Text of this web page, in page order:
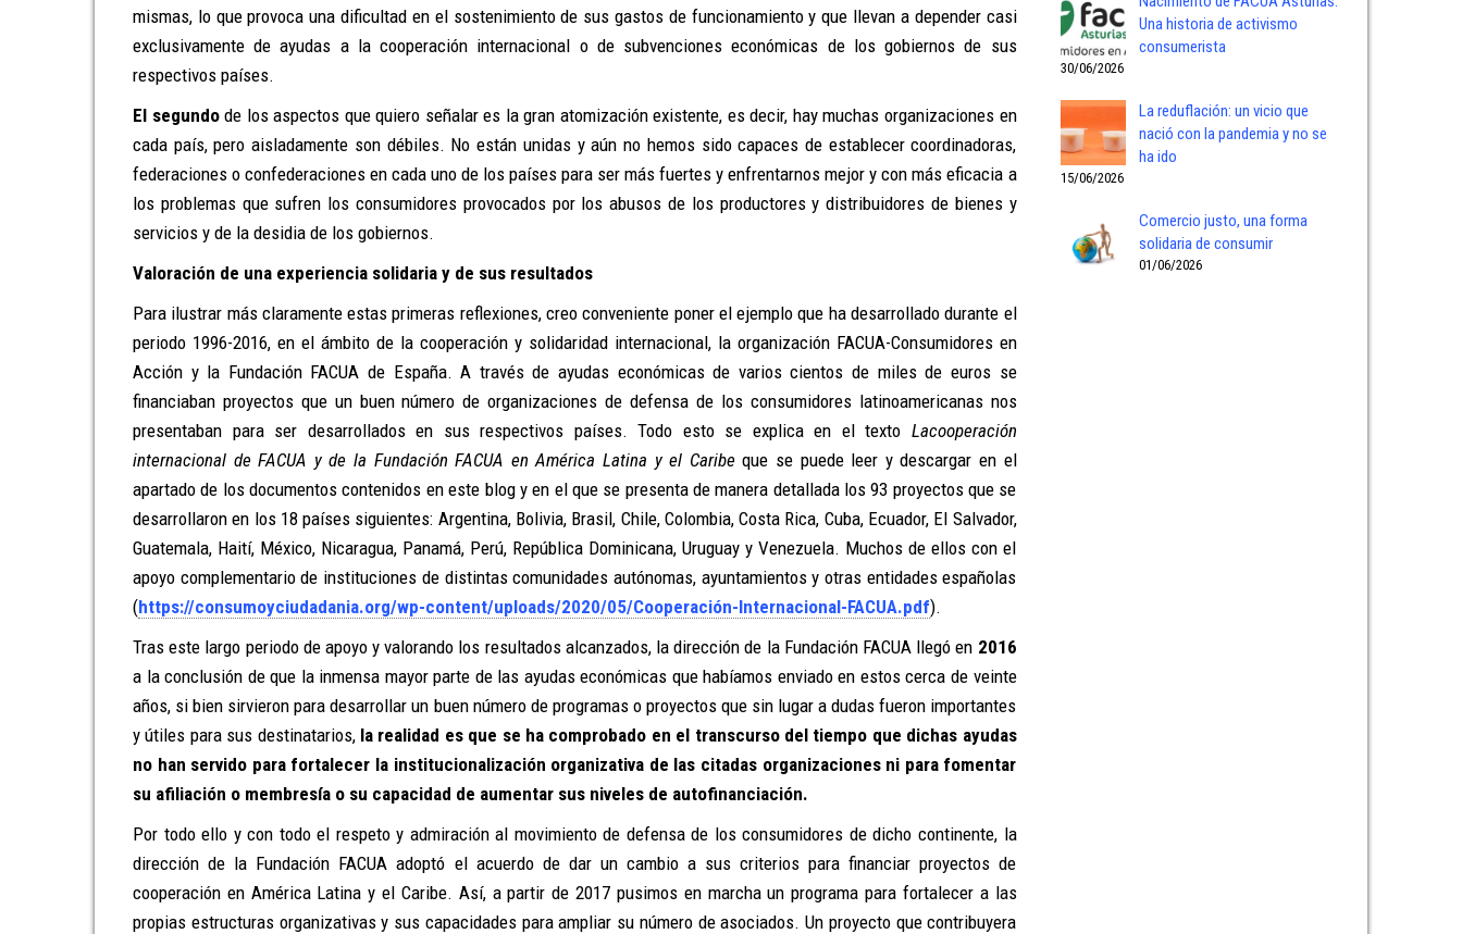
mismas, lo que provoca una dificultad en el sostenimiento de sus gastos de funcionamiento y que llevan a depender casi
exclusivamente de ayudas a la cooperación internacional o de subvenciones económicas de los gobiernos de sus
respectivos países.
El segundode los aspectos que quiero señalar es la gran atomización existente, es decir, hay muchas organizaciones en
cada país, pero aisladamente son débiles. No están unidas y aún no hemos sido capaces de establecer coordinadoras,
federaciones o confederaciones en cada uno de los países para ser más fuertes y enfrentarnos mejor y con más eficacia a
los problemas que sufren los consumidores provocados por los abusos de los productores y distribuidores de bienes y
servicios y de la desidia de los gobiernos.
Valoración de una experiencia solidaria y de sus resultados
Para ilustrar más claramente estas primeras reflexiones, creo conveniente poner el ejemplo que ha desarrollado durante el
periodo 1996-2016, en el ámbito de la cooperación y solidaridad internacional, la organización FACUA-Consumidores en
Acción y la Fundación FACUA de España. A través de ayudas económicas de varios cientos de miles de euros se
financiaban proyectos que un buen número de organizaciones de defensa de los consumidores latinoamericanas nos
presentaban para ser desarrollados en sus respectivos países. Todo esto se explica en el texto Lacooperación
internacional de FACUA y de la Fundación FACUA en América Latina y el Caribeque se puede leer y descargar en el
apartado de los documentos contenidos en este blog y en el que se presenta de manera detallada los 93 proyectos que se
desarrollaron en los 18 países siguientes: Argentina, Bolivia, Brasil, Chile, Colombia, Costa Rica, Cuba, Ecuador, El Salvador,
Guatemala, Haití, México, Nicaragua, Panamá, Perú, República Dominicana, Uruguay y Venezuela. Muchos de ellos con el
apoyo complementario de instituciones de distintas comunidades autónomas, ayuntamientos y otras entidades españolas
(https://consumoyciudadania.org/wp-content/uploads/2020/05/Cooperación-Internacional-FACUA.pdf).
Tras este largo periodo de apoyo y valorando los resultados alcanzados, la dirección de la Fundación FACUA llegó en 2016
a la conclusión de que la inmensa mayor parte de las ayudas económicas que habíamos enviado en estos cerca de veinte
años, si bien sirvieron para desarrollar un buen número de programas o proyectos que sin lugar a dudas fueron importantes
y útiles para sus destinatarios, la realidad es que se ha comprobado en el transcurso del tiempo que dichas ayudas
no han servido para fortalecer la institucionalización organizativa de las citadas organizaciones ni para fomentar
su afiliación o membresía o su capacidad de aumentar sus niveles de autofinanciación.
Por todo ello y con todo el respeto y admiración al movimiento de defensa de los consumidores de dicho continente, la
dirección de la Fundación FACUA adoptó el acuerdo de dar un cambio a sus criterios para financiar proyectos de
cooperación en América Latina y el Caribe. Así, a partir de 2017 pusimos en marcha un programa para fortalecer a las
propias estructuras organizativas y sus capacidades para ampliar su número de asociados. Un proyecto que contribuyera
Una historia de activismo
consumerista
30/06/2026
La reduflación: un vicio que
nació con la pandemia y no se
ha ido
15/06/2026
Comercio justo, una forma
solidaria de consumir
01/06/2026